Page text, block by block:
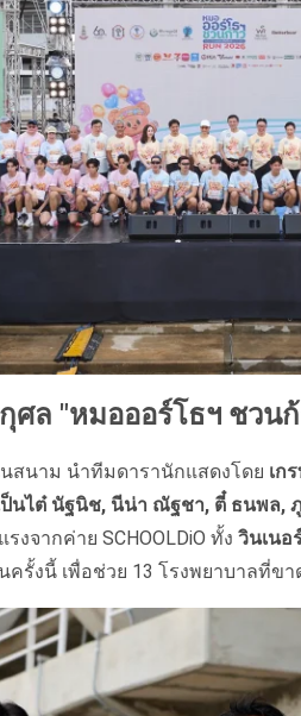
ศล "หมอออร์โธฯ ชวน
สนาม นำทีมดารานักแสดงโดย เก
นไต๋ นัฐนิช, นีน่า ณัฐชา, ตี๋ ธนพล,
งจากค่าย SCHOOLDiO ทั้งวินเนอ
ครั้งนี้ เพื่อช่วย 13 โรงพยาบาลที่